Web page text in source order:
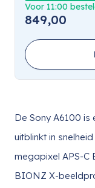
Voor 11:00
849,00
De Sony A6100
uitblinkt in
megapixel APS-C
BIONZ X-